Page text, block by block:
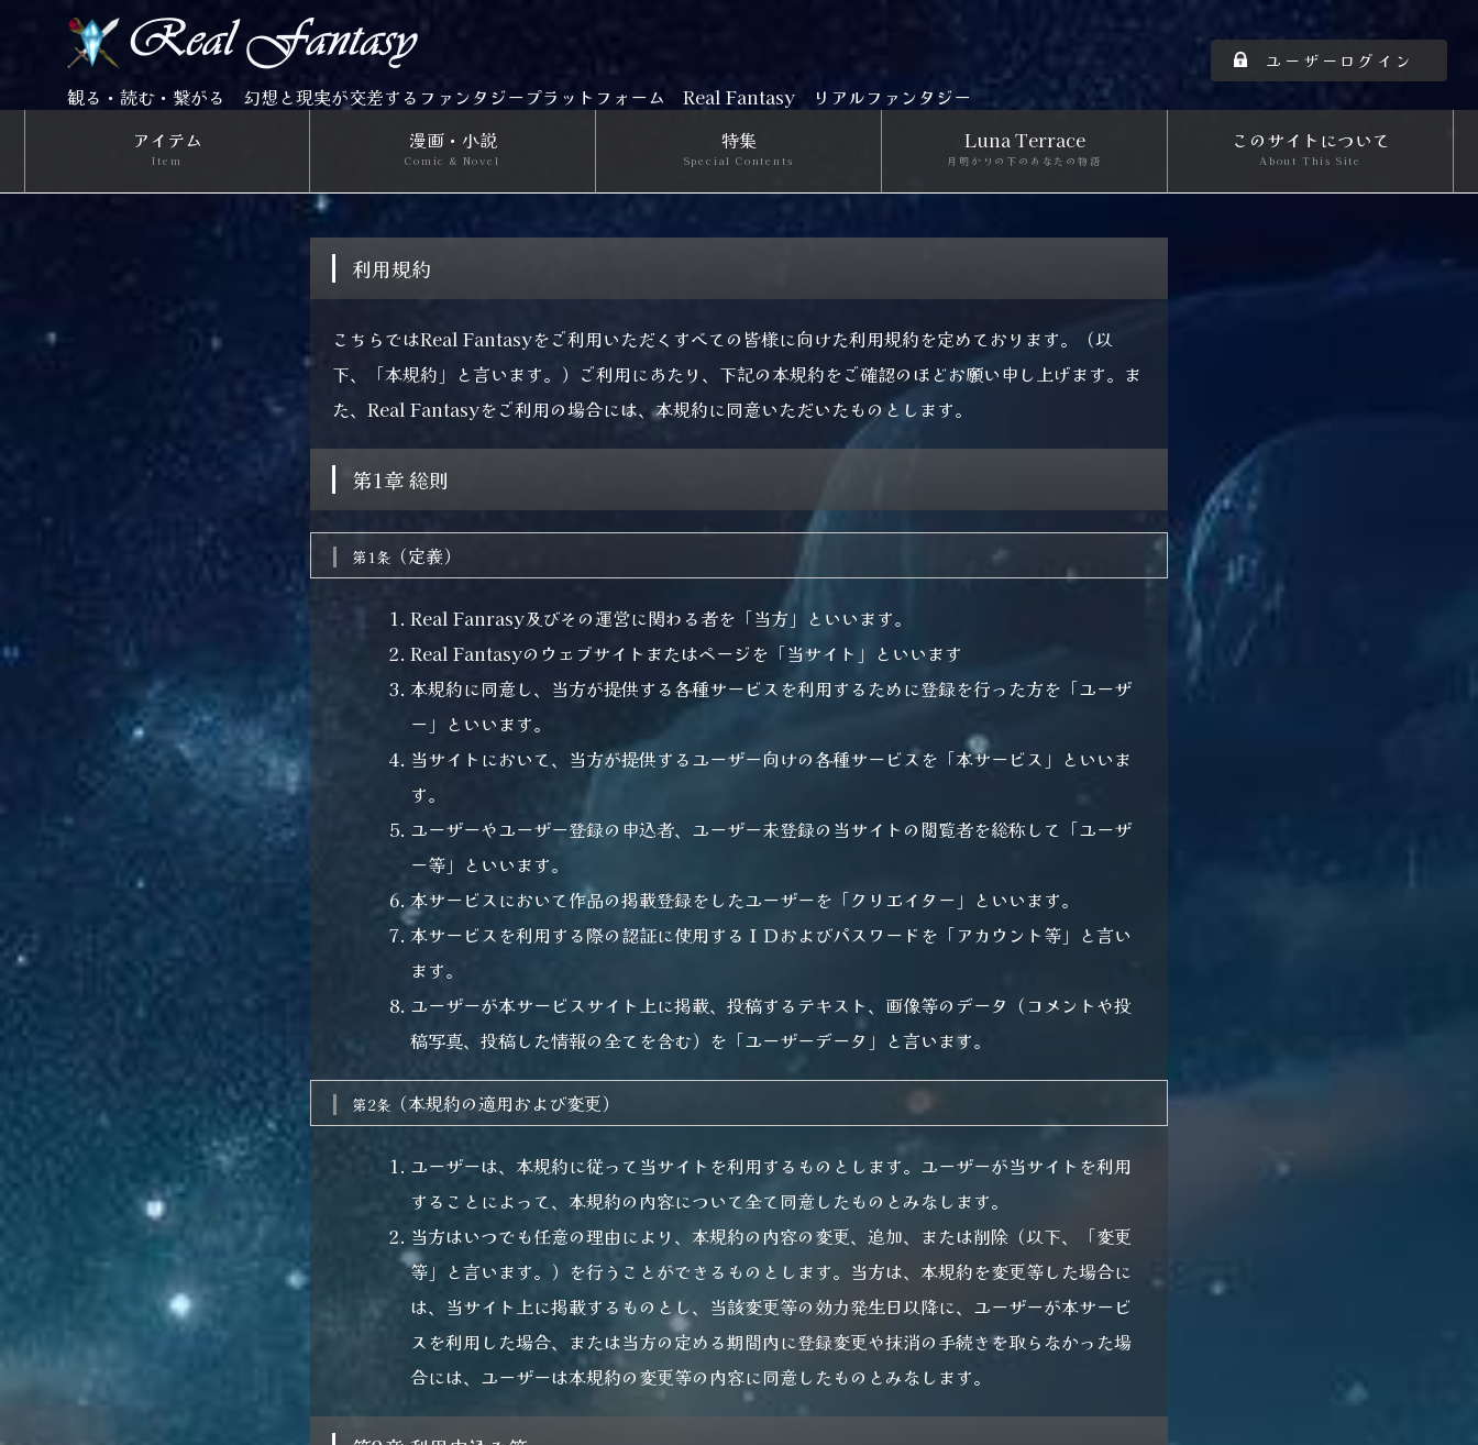
観る・読む・繋がる 幻想と現実が交差するファンタジープラットフォーム Real Fantasy リアルファンタジー
ユーザーログイン
アイテム
Item
漫画・小説
Comic & Novel
特集
Special Contents
Luna Terrace
月明かりの下のあなたの物語
このサイトについて
About This Site
利用規約
こちらではReal Fantasyをご利用いただくすべての皆様に向けた利用規約を定めております。（以
下、「本規約」と言います。）ご利用にあたり、下記の本規約をご確認のほどお願い申し上げます。ま
た、Real Fantasyをご利用の場合には、本規約に同意いただいたものとします。
第1章 総則
第1条 （定義）
Real Fanrasy及びその運営に関わる者を「当方」といいます。
Real Fantasyのウェブサイトまたはページを「当サイト」といいます
本規約に同意し、当方が提供する各種サービスを利用するために登録を行った方を「ユーザ
ー」といいます。
当サイトにおいて、当方が提供するユーザー向けの各種サービスを「本サービス」といいま
す。
ユーザーやユーザー登録の申込者、ユーザー未登録の当サイトの閲覧者を総称して「ユーザ
ー等」といいます。
本サービスにおいて作品の掲載登録をしたユーザーを「クリエイター」といいます。
本サービスを利用する際の認証に使用するＩＤおよびパスワードを「アカウント等」と言い
ます。
ユーザーが本サービスサイト上に掲載、投稿するテキスト、画像等のデータ（コメントや投
稿写真、投稿した情報の全てを含む）を「ユーザーデータ」と言います。
第2条 （本規約の適用および変更）
ユーザーは、本規約に従って当サイトを利用するものとします。ユーザーが当サイトを利用
することによって、本規約の内容について全て同意したものとみなします。
当方はいつでも任意の理由により、本規約の内容の変更、追加、または削除（以下、「変更
等」と言います。）を行うことができるものとします。当方は、本規約を変更等した場合に
は、当サイト上に掲載するものとし、当該変更等の効力発生日以降に、ユーザーが本サービ
スを利用した場合、または当方の定める期間内に登録変更や抹消の手続きを取らなかった場
合には、ユーザーは本規約の変更等の内容に同意したものとみなします。